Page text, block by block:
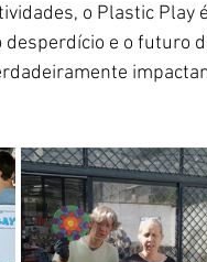
o Plastic Play
e o futuro